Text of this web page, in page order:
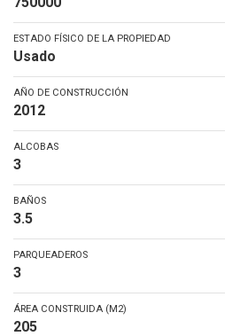
ESTADO FÍSICO DE LA PROPIEDAD
Usado
AÑO DE CONSTRUCCIÓN
2012
ALCOBAS
3
BAÑOS
3.5
PARQUEADEROS
3
ÁREA CONSTRUIDA (M2)
205